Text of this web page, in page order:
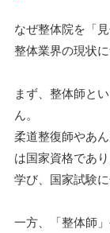
なぜ整体院を「
整体業界の現状
まず、整体師と
ん。
柔道整復師やあ
は国家資格であ
学び、国家試験
一方、「整体師